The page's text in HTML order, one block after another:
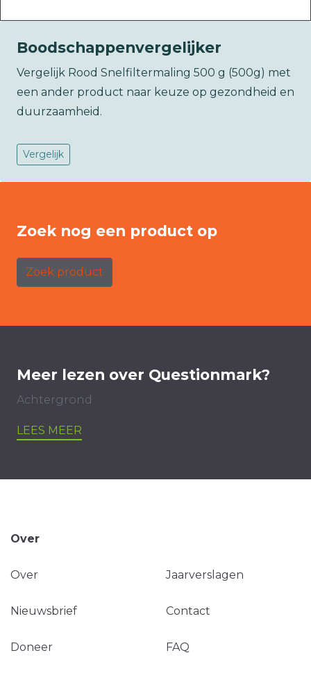
Boodschappenvergelijker
Vergelijk Rood Snelfiltermaling 500 g (500g) met
een ander product naar keuze op gezondheid en
duurzaamheid.
Vergelijk
Zoek nog een product op
Zoek product
Meer lezen over Questionmark?
Achtergrond
LEES MEER
Over
Over Jaarverslagen
Nieuwsbrief Contact
Doneer FAQ